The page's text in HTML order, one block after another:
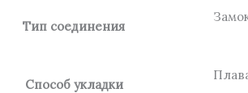
Тип соединения
Способ укладки